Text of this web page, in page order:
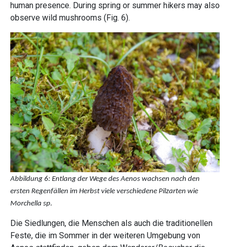
human presence. During spring or summer hikers may also
observe wild mushrooms (Fig. 6).
Abbildung 6: Entlang der Wege des Aenos wachsen nach den
ersten Regenfällen im Herbst viele verschiedene Pilzarten wie
Morchella sp.
Die Siedlungen, die Menschen als auch die traditionellen
Feste, die im Sommer in der weiteren Umgebung von